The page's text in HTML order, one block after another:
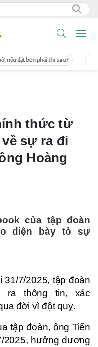
Cách uống nước mía
thức từ
sự ra đi
Hoàng
của tập đoàn
diện bày tỏ sự
7/2025, tập đoàn
ra thông tin, xác
đời vì đột quỵ.
tập đoàn, ông Tiến
2025, hưởng dương